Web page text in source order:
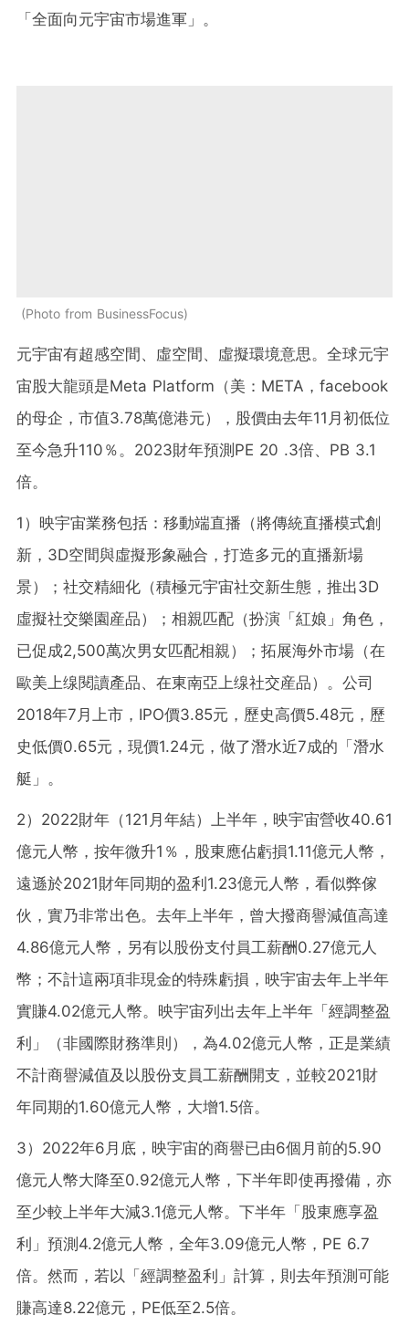
「全面向元宇宙市場進軍」。
Photo from BusinessFocus
元宇宙有超感空間、虛空間、虛擬環境意思。全球元宇
宙股大龍頭是Meta Platform（美：META，facebook
的母企，市值3.78萬億港元），股價由去年11月初低位
至今急升110％。2023財年預測PE 20 .3倍、PB 3.1
倍。
1）映宇宙業務包括：移動端直播（將傳統直播模式創
新，3D空間與虛擬形象融合，打造多元的直播新場
景）；社交精細化（積極元宇宙社交新生態，推出3D
虛擬社交樂園産品）；相親匹配（扮演「紅娘」角色，
已促成2,500萬次男女匹配相親）；拓展海外市場（在
歐美上缐閱讀產品、在東南亞上缐社交産品）。公司
2018年7月上市，IPO價3.85元，歷史高價5.48元，歷
史低價0.65元，現價1.24元，做了潛水近7成的「潛水
艇」。
2）2022財年（121月年結）上半年，映宇宙營收40.61
億元人幣，按年微升1％，股東應佔虧損1.11億元人幣，
遠遜於2021財年同期的盈利1.23億元人幣，看似弊傢
伙，實乃非常出色。去年上半年，曾大撥商譽減值高達
4.86億元人幣，另有以股份支付員工薪酬0.27億元人
幣；不計這兩項非現金的特殊虧損，映宇宙去年上半年
實賺4.02億元人幣。映宇宙列出去年上半年「經調整盈
利」（非國際財務準則），為4.02億元人幣，正是業績
不計商譽減值及以股份支員工薪酬開支，並較2021財
年同期的1.60億元人幣，大增1.5倍。
3）2022年6月底，映宇宙的商譽已由6個月前的5.90
億元人幣大降至0.92億元人幣，下半年即使再撥備，亦
至少較上半年大減3.1億元人幣。下半年「股東應享盈
利」預測4.2億元人幣，全年3.09億元人幣，PE 6.7
倍。然而，若以「經調整盈利」計算，則去年預測可能
賺高達8.22億元，PE低至2.5倍。